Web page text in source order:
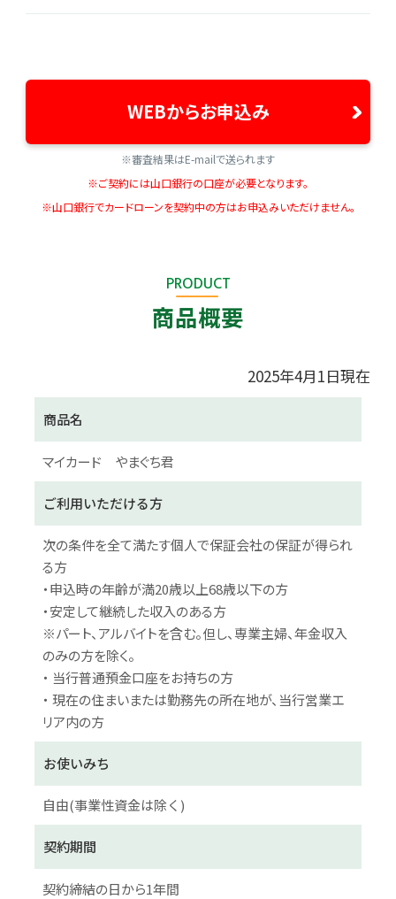
WEBからお申込み
※審査結果はE-mailで送られます
※ご契約には山口銀行の口座が必要となります。
※山口銀行でカードローンを契約中の方はお申込みいただけません。
PRODUCT
商品概要
2025年4月1日現在
商品名
マイカード やまぐち君
ご利用いただける方
次の条件を全て満たす個人で保証会社の保証が得られ
る方
・申込時の年齢が満20歳以上68歳以下の方
・安定して継続した収入のある方
※パート、アルバイトを含む。但し、専業主婦、年金収入
のみの方を除く。
・ 当行普通預金口座をお持ちの方
・ 現在の住まいまたは勤務先の所在地が、当行営業エ
リア内の方
お使いみち
自由(事業性資金は除く)
契約期間
契約締結の日から1年間